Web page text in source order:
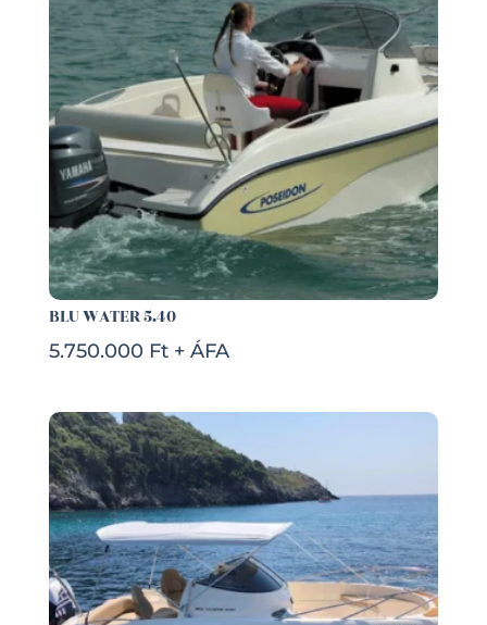
BLU WATER 5.40
5.750.000 Ft + ÁFA